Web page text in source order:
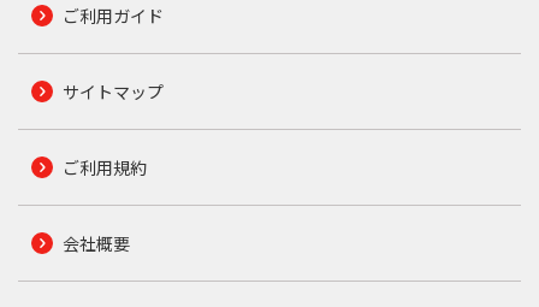
ご利用ガイド
サイトマップ
ご利用規約
会社概要